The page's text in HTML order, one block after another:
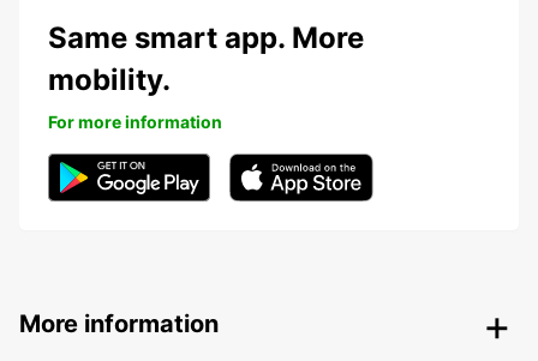
Same smart app. More
mobility.
For more information
More information